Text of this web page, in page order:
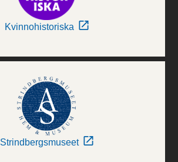
Kvinnohistoriska
Strindbergsmuseet